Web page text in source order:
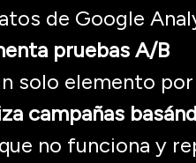
de Google
pruebas A/B
solo elemento
campañas
no funciona y